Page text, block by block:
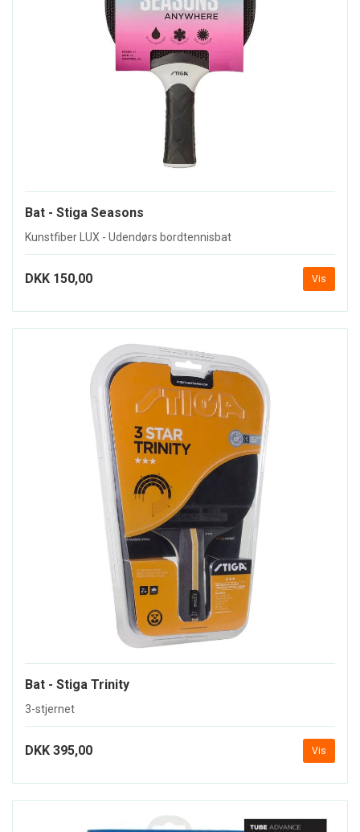
Bat - Stiga Seasons
Kunstfiber LUX - Udendørs bordtennisbat
DKK 150,00 Vis
Bat - Stiga Trinity
3-stjernet
DKK 395,00 Vis